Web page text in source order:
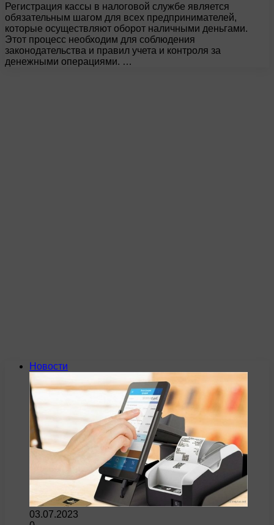
Регистрация кассы в налоговой службе является
обязательным шагом для всех предпринимателей,
которые осуществляют оборот наличными деньгами.
Этот процесс необходим для соблюдения
законодательства и правил учета и контроля за
денежными операциями. …
Новости
03.07.2023